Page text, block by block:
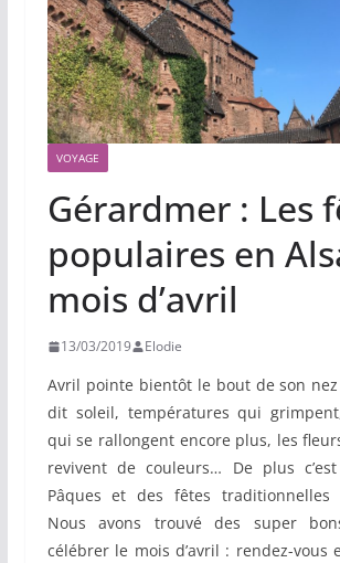
VOYAGE
Gérardmer : Les
populaires en
mois d’avril
13/03/2019 Elodie
Avril pointe bientôt le bout de son
dit soleil, températures qui
qui se rallongent encore plus, les
revivent de couleurs… De plus
Pâques et des fêtes traditionnelles
Nous avons trouvé des super
célébrer le mois d’avril : rendez-vous